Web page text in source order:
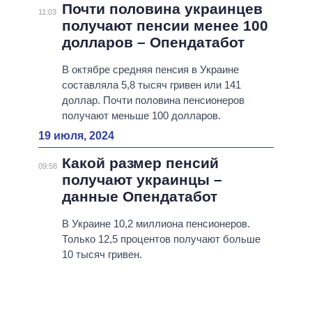
11:03
Почти половина украинцев
получают пенсии менее 100
долларов – Опендатабот
В октябре средняя пенсия в Украине
составляла 5,8 тысяч гривен или 141
доллар. Почти половина пенсионеров
получают меньше 100 долларов.
19 июля, 2024
09:58
Какой размер пенсий
получают украинцы –
данные Опендатабот
В Украине 10,2 миллиона пенсионеров.
Только 12,5 процентов получают больше
10 тысяч гривен.